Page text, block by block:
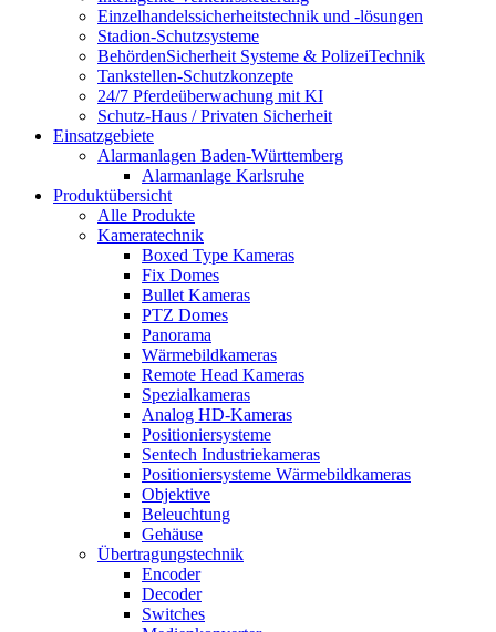
Einzelhandelssicherheitstechnik und -lösungen
Stadion-Schutzsysteme
BehördenSicherheit Systeme & PolizeiTechnik
Tankstellen-Schutzkonzepte​
24/7 Pferdeüberwachung mit KI
Schutz-Haus / Privaten Sicherheit
Einsatzgebiete
Alarmanlagen Baden-Württemberg
Alarmanlage Karlsruhe
Produktübersicht
Alle Produkte
Kameratechnik
Boxed Type Kameras
Fix Domes
Bullet Kameras
PTZ Domes
Panorama
Wärmebildkameras
Remote Head Kameras
Spezialkameras
Analog HD-Kameras
Positioniersysteme
Sentech Industriekameras
Positioniersysteme Wärmebildkameras
Objektive
Beleuchtung
Gehäuse
Übertragungstechnik
Encoder
Decoder
Switches